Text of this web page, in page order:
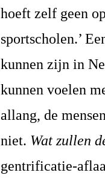
hoeft zelf geen
sportscholen.’
kunnen zijn in
kunnen voelen
allang, de
niet. Wat zullen
gentrificatie-